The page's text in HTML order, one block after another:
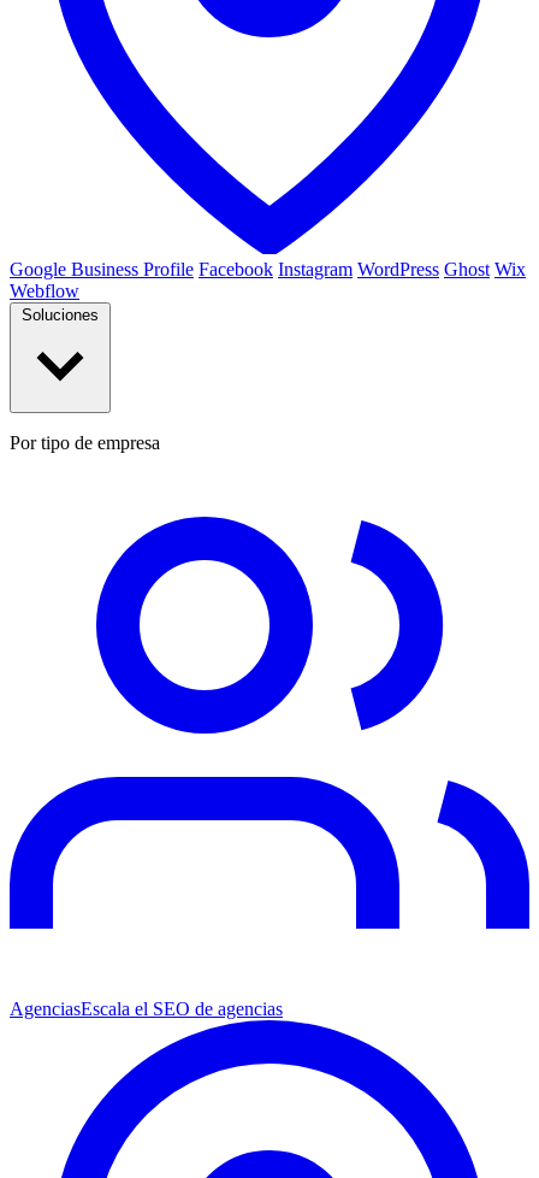
Google Business Profile Facebook Instagram WordPress Ghost Wix
Webflow
Por tipo de empresa
AgenciasEscala el SEO de agencias